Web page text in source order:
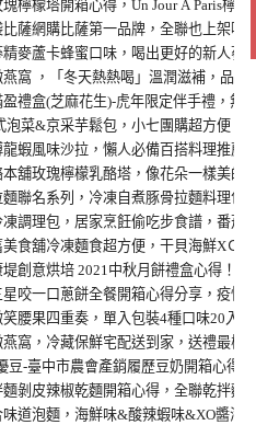
瑰檸檬塔開箱心得，Un Jour À Paris檸
比薩網購比薩第一品牌，全聯也上架啦
精麥蘆卡蜂蜜口味，喝出更好的新人蔘
燕窩 ，「冬天熱熱喝」溫潤滋補，品
盈禮盒(芝麻花生)-虎年限定伴手禮，
泡菜&京采芋鬆包，小七團購超方便，
龍蝦風味沙拉，懶人必備百搭料理推
本舖玫瑰檸檬乳酪塔，像花朵一樣美
麵聯名系列，冷凍自煮豚骨拉麵料理
凍調理包，居家烹飪偷吃步食譜，番
美食舖冷凍麵食超方便，干貝海鮮X
堤創意烘培 2021中秋月餅禮盒心得！
星咬一口蔥餅全餐開箱心得分享，疫
笑腰果四重奏，單入包裝4種口味20入
燕窩，冷藏保鮮宅配送到家，送禮最
豆-臺中市農會產銷履歷豆奶開箱心
麵剝皮辣椒乾麵開箱心得，全聯乾拌麵
味道泡麵，海鮮味&酸辣蝦味&XO醬